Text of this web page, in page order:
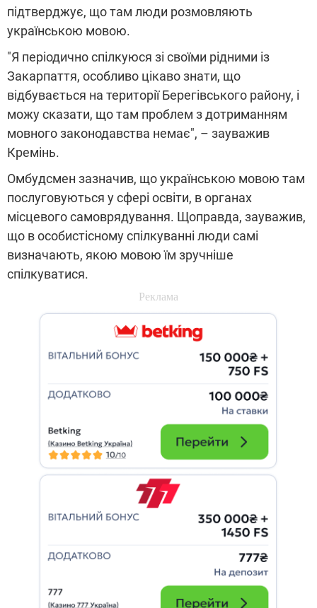
підтверджує, що там люди розмовляють
українською мовою.
"Я періодично спілкуюся зі своїми рідними із
Закарпаття, особливо цікаво знати, що
відбувається на території Берегівського району, і
можу сказати, що там проблем з дотриманням
мовного законодавства немає", – зауважив
Кремінь.
Омбудсмен зазначив, що українською мовою там
послуговуються у сфері освіти, в органах
місцевого самоврядування. Щоправда, зауважив,
що в особистісному спілкуванні люди самі
визначають, якою мовою їм зручніше
спілкуватися.